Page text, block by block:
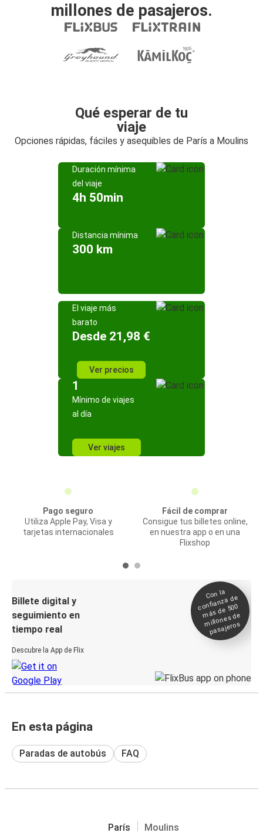
millones de pasajeros.
Qué esperar de tu
viaje
Opciones rápidas, fáciles y asequibles de París a Moulins
Duración mínima
del viaje
4h 50min
Distancia mínima
300 km
El viaje más
barato
Desde 21,98 €
Ver precios
1
Mínimo de viajes
al día
Ver viajes
Pago seguro
Utiliza Apple Pay, Visa y
tarjetas internacionales
Fácil de comprar
Consigue tus billetes online,
en nuestra app o en una
Flixshop
Billete digital y
seguimiento en
tiempo real
Descubre la App de Flix
Con la
confianza de
más de 500
millones de
pasajeros
En esta página
Paradas de autobús FAQ
París Moulins